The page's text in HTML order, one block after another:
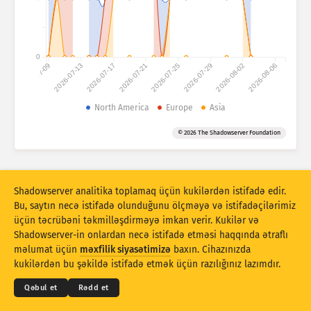
Hücum statistikası: Cihazlar
Məlumat toplusu
Qruplaşdır:
Üst-üstə düşür
PNG kimi endirin Bu məlumatlar haqqında
Avropa Mexanizmi tərəfindən birgə maliyyələşdirilir.
2026-07-09 2026-07-13 2026-07-17 2026-07-212026-07-25 2026-07-29 2026-08-022026-08-06
0
North America Europe Asia
© 2026 The Shadowserver Foundation
© 2026THE SHADOWSERVER FOUNDATION
Məxfilik və Şərtlər
Bizimlə əlaqə saxlayın
Kreditlər
Shadowserver analitika toplamaq üçün kukilərdən istifadə edir.
Bu, saytın necə istifadə olunduğunu ölçməyə və istifadəçilərimiz
üçün təcrübəni təkmilləşdirməyə imkan verir. Kukilər və
Shadowserver-in onlardan necə istifadə etməsi haqqında ətraflı
məlumat üçün məxfilik siyasətimizə baxın. Cihazınızda
kukilərdən bu şəkildə istifadə etmək üçün razılığınız lazımdır.
Qəbul et Rədd et